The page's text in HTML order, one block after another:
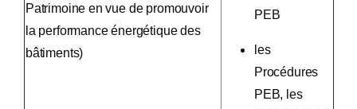
Patrimoine en vue de promouvoir
la performance énergétique des
bâtiments)
PEB
les
Procédures
PEB, les